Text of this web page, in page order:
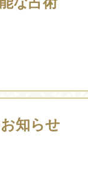
知らせ